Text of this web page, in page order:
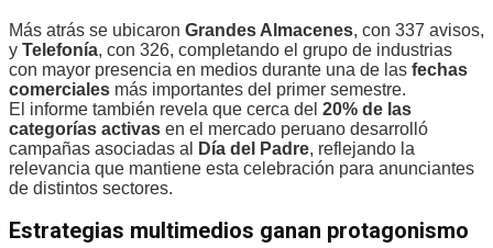
Más atrás se ubicaron Grandes Almacenes, con 337 avisos,
y Telefonía, con 326, completando el grupo de industrias
con mayor presencia en medios durante una de las fechas
comerciales más importantes del primer semestre.
El informe también revela que cerca del 20% de las
categorías activas en el mercado peruano desarrolló
campañas asociadas al
Día del Padre, reflejando la
relevancia que mantiene esta celebración para anunciantes
de distintos sectores.
Estrategias multimedios ganan protagonismo